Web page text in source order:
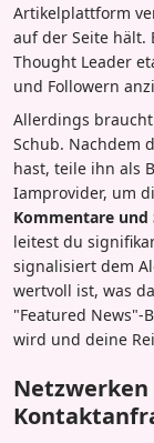
Artikelplattform
auf der Seite hält.
Thought Leader
und Followern
Allerdings
Schub. Nachdem
hast, teile ihn als
Iamprovider, um
Kommentare und
leitest du
signalisiert dem
wertvoll ist, was
"Featured News"-
wird und deine